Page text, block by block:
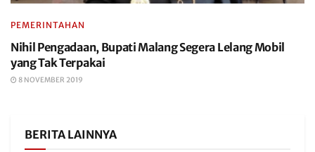
PEMERINTAHAN
Nihil Pengadaan, Bupati Malang Segera Lelang Mobil
yang Tak Terpakai
8 NOVEMBER 2019
BERITA LAINNYA